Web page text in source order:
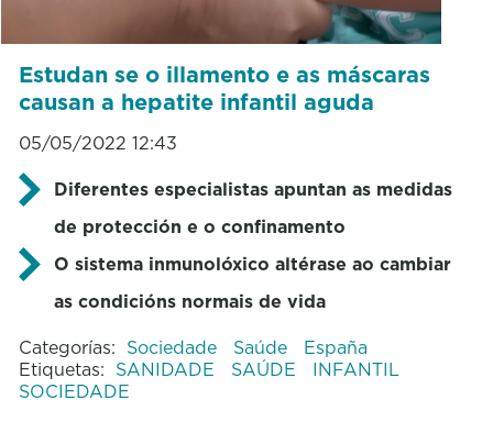
Estudan se o illamento e as máscaras
causan a hepatite infantil aguda
05/05/2022 12:43
Diferentes especialistas apuntan as medidas
de protección e o confinamento
O sistema inmunolóxico altérase ao cambiar
as condicións normais de vida
Categorías: Sociedade Saúde
España
Etiquetas: SANIDADE SAÚDE
INFANTIL
SOCIEDADE